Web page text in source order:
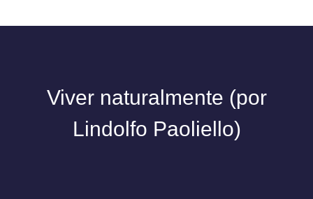
Viver naturalmente (por
Lindolfo Paoliello)